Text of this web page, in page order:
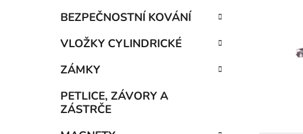
BEZPEČNOSTNÍ KOVÁNÍ
VLOŽKY CYLINDRICKÉ
ZÁMKY
PETLICE, ZÁVORY A
ZÁSTRČE